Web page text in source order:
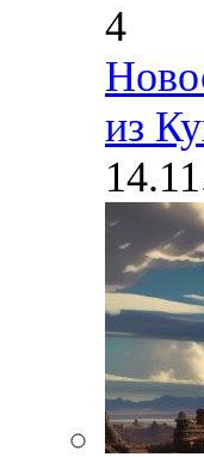
4
из